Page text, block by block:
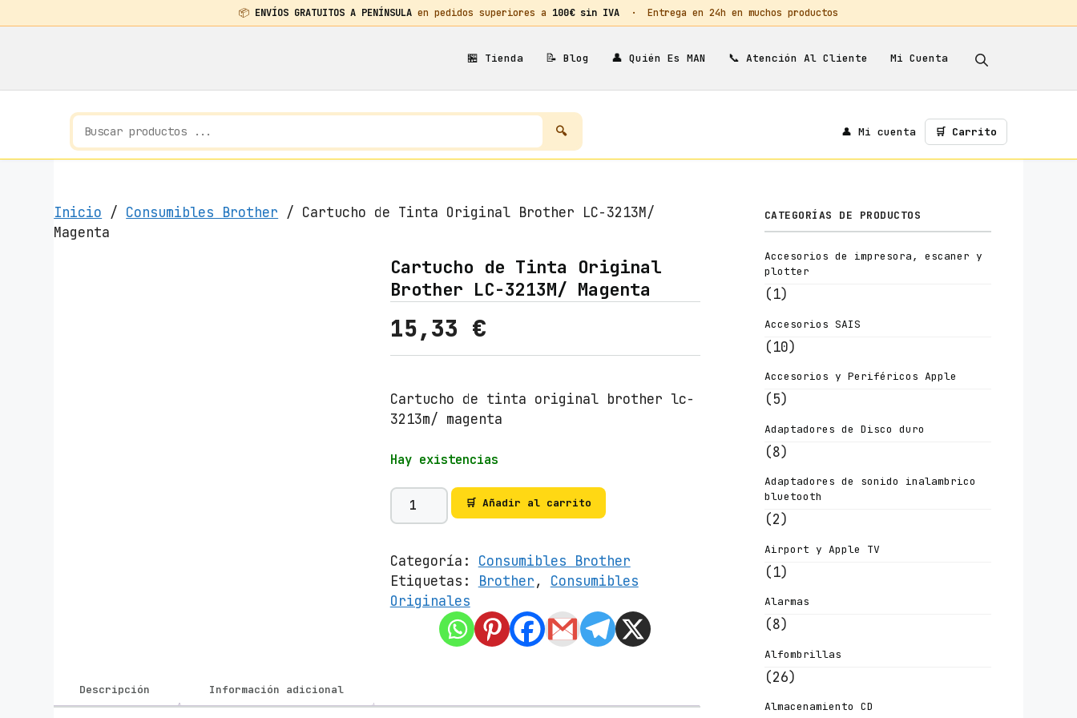
📦 ENVÍOS GRATUITOS A PENÍNSULA en pedidos superiores a 100€ sin IVA · Entrega en 24h en muchos productos
🏪 Tienda 📝 Blog 👤 Quién Es MAN 📞 Atención Al Cliente Mi Cuenta
👤 Mi cuenta 🛒 Carrito
Inicio / Consumibles Brother / Cartucho de Tinta Original Brother LC-3213M/
Magenta
Cartucho de Tinta Original
Brother LC-3213M/ Magenta
15,33 €
Cartucho de tinta original brother lc-
3213m/ magenta
Hay existencias
C
a
t
u
c
🛒 Añadir al carrito
Categoría: Consumibles Brother
Etiquetas:
Brother, Consumibles
Originales
Descripción Información adicional
CATEGORÍAS DE PRODUCTOS
Accesorios de impresora, escaner y
plotter
(1)
Accesorios SAIS
(10)
Accesorios y Periféricos Apple
(5)
Adaptadores de Disco duro
(8)
Adaptadores de sonido inalambrico
bluetooth
(2)
Airport y Apple TV
(1)
Alarmas
(8)
Alfombrillas
(26)
Almacenamiento CD